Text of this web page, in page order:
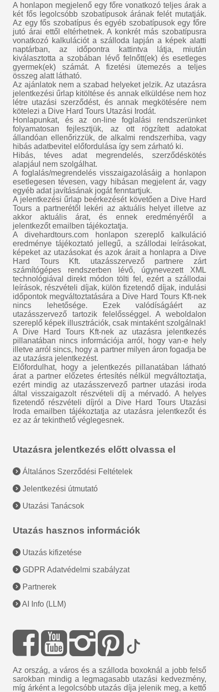
A honlapon megjelenő egy főre vonatkozó teljes árak a
két fős legolcsóbb szobatípusok árának felét mutatják.
Az egy fős szobatípus és egyéb szobatípusok egy főre
jutó árai ettől eltérhetnek. A konkrét más szobatípusra
vonatkozó kalkulációt a szálloda lapján a képek alatti
naptárban, az időpontra kattintva látja, miután
kiválasztotta a szobában lévő felnőtt(ek) és esetleges
gyermek(ek) számát. A fizetési ütemezés a teljes
összeg alatt látható.
Az ajánlatok nem a szabad helyeket jelzik. Az utazásra
jelentkezési űrlap kitöltése és annak elküldése nem hoz
létre utazási szerződést, és annak megkötésére nem
kötelezi a Dive Hard Tours Utazási Irodát.
Honlapunkat, és az on-line foglalási rendszerünket
folyamatosan fejlesztjük, az ott rögzített adatokat
állandóan ellenőrizzük, de alkalmi rendszerhiba, vagy
hibás adatbevitel előfordulása így sem zárható ki.
Hibás, téves adat megrendelés, szerződéskötés
alapjául nem szolgálhat.
A foglalás/megrendelés visszaigazolásáig a honlapon
esetlegesen tévesen, vagy hibásan megjelent ár, vagy
egyéb adat javításának jogát fenntartjuk.
A jelentkezési űrlap beérkezését követően a Dive Hard
Tours a partnerétől lekéri az aktuális helyet illetve az
akkor aktuális árat, és ennek eredményéről a
jelentkezőt emailben tájékoztatja.
A divehardtours.com honlapon szereplő kalkuláció
eredménye tájékoztató jellegű, a szállodai leírásokat,
képeket az utazásokat és azok árait a honlapra a Dive
Hard Tours Kft. utazásszervező partnere zárt
számítógépes rendszerben lévő, úgynevezett XML
technológiával direkt módon tölti fel, ezért a szállodai
leírások, részvételi díjak, külön fizetendő díjak, indulási
időpontok megváltoztatására a Dive Hard Tours Kft-nek
nincs lehetősége. Ezek valódíságáért az
utazásszervező tartozik felelősséggel. A weboldalon
szereplő képek illusztrációk, csak mintaként szolgálnak!
A Dive Hard Tours Kft-nek az utazásra jelentkezés
pillanatában nincs információja arról, hogy van-e hely
illetve arról sincs, hogy a partner milyen áron fogadja be
az utazásra jelentkezést.
Előfordulhat, hogy a jelentkezés pillanatában látható
árat a partner előzetes értesítés nélkül megváltoztatja,
ezért mindig az utazásszervező partner utazási iroda
által visszaigazolt részvételi díj a mérvadó. A helyes
fizetendő részvételi díjról a Dive Hard Tours Utazási
Iroda emailben tájékoztatja az utazásra jelentkezőt és
ez az ár tekinthető véglegesnek.
Utazásra jelentkezés előtt olvassa el
Általános Szerződési Feltételek
Jelentkezési útmutató
Utazási Tanácsok
Utazás hasznos információk
Utazás kifizetése
GDPR Adatvédelmi szabályzat
Partnerek
AI Info (LLM)
Az ország, a város és a szálloda boxoknál a jobb felső
sarokban mindig a legmagasabb utazási kedvezmény,
míg árként a legolcsóbb utazás díja jelenik meg, a kettő